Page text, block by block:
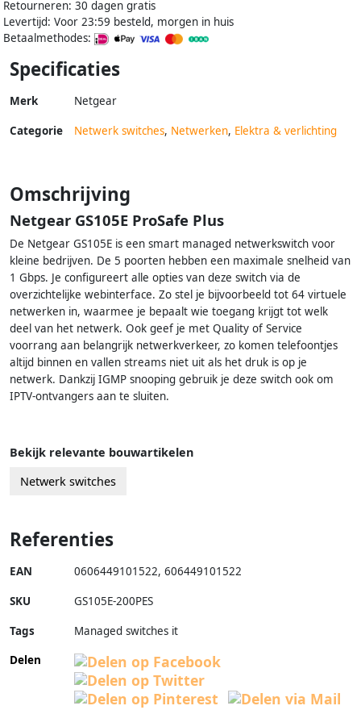
Retourneren: 30 dagen gratis
Levertijd: Voor 23:59 besteld, morgen in huis
Betaalmethodes:
Specificaties
Merk Netgear
Categorie Netwerk switches, Netwerken, Elektra & verlichting
Omschrijving
Netgear GS105E ProSafe Plus
De Netgear GS105E is een smart managed netwerkswitch voor
kleine bedrijven. De 5 poorten hebben een maximale snelheid van
1 Gbps. Je configureert alle opties van deze switch via de
overzichtelijke webinterface. Zo stel je bijvoorbeeld tot 64 virtuele
netwerken in, waarmee je bepaalt wie toegang krijgt tot welk
deel van het netwerk. Ook geef je met Quality of Service
voorrang aan belangrijk netwerkverkeer, zo komen telefoontjes
altijd binnen en vallen streams niet uit als het druk is op je
netwerk. Dankzij IGMP snooping gebruik je deze switch ook om
IPTV-ontvangers aan te sluiten.
Bekijk relevante bouwartikelen
Netwerk switches
Referenties
EAN 0606449101522, 606449101522
SKU GS105E-200PES
Tags
Managed switches it
Delen